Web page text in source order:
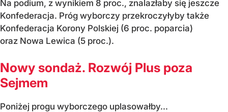
Na podium, z wynikiem 8 proc., znalazłaby się jeszcze
Konfederacja. Próg wyborczy przekroczyłyby także
Konfederacja Korony Polskiej (6 proc. poparcia)
oraz Nowa Lewica (5 proc.).
Nowy sondaż. Rozwój Plus poza
Sejmem
Poniżej progu wyborczego uplasowałby...